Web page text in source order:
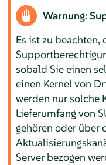
Warnung:
Es ist zu beachten,
sobald Sie einen
einen Kernel von
werden nur solche
Lieferumfang von
gehören oder über
Server bezogen